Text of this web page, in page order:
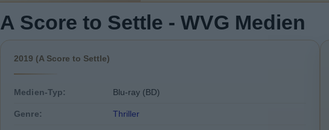
A Score to Settle - WVG Medien
2019 (A Score to Settle)
Medien-Typ: Blu-ray (BD)
Genre: Thriller